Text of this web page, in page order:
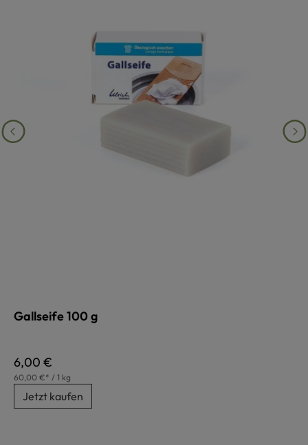
Gallseife 100 g
Regulärer Preis:
6,00 €
60,00 €* / 1 kg
Jetzt kaufen